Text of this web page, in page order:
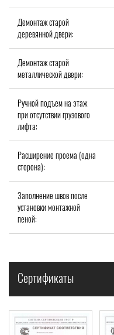
Демонтаж старой
деревянной двери:
Демонтаж старой
металлической двери:
Ручной подъем на этаж
при отсутствии грузового
лифта:
Расширение проема (одна
сторона):
Заполнение швов после
установки монтажной
пеной:
Сертификаты